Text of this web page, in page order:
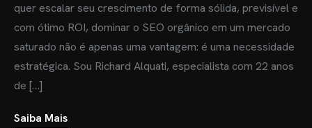
quer escalar seu crescimento de forma sólida, previsível e
com ótimo ROI, dominar o SEO orgânico em um mercado
saturado não é apenas uma vantagem: é uma necessidade
estratégica. Sou Richard Alquati, especialista com 22 anos
de […]
Saiba Mais